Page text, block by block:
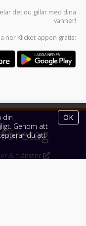
det du gillar med dina
vänner!
ner Klicket-appen gratis:
& tjänster
din
Genom att
du att
OK